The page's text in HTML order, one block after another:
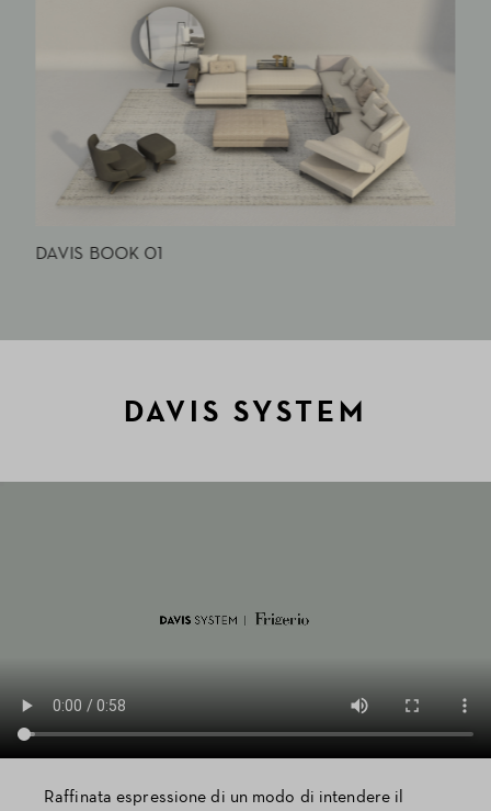
DAVIS BOOK 01
DAVIS SYSTEM
Raffinata espressione di un modo di intendere il